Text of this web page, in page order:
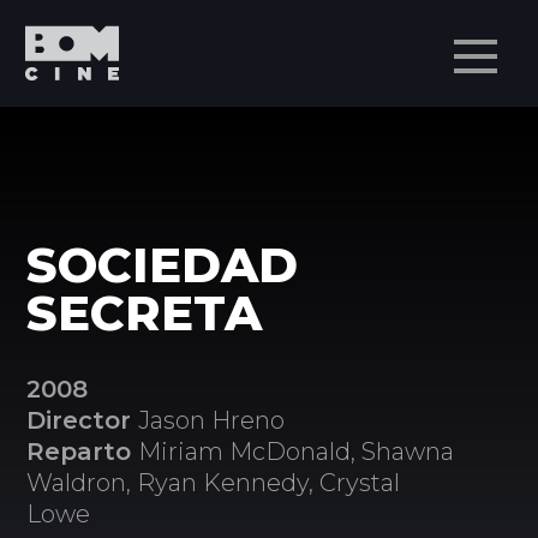
SOCIEDAD
SECRETA
2008
DirectorJason Hreno
Reparto Miriam McDonald, Shawna
Waldron, Ryan Kennedy, Crystal
Lowe